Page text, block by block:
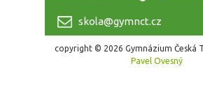
skola@gymnct.cz
copyright © 2026 Gymnázium Česká
Pavel Ovesný